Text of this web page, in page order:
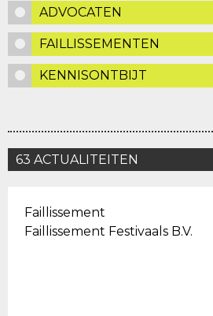
ADVOCATEN
FAILLISSEMENTEN
KENNISONTBIJT
63 ACTUALITEITEN
Faillissement
Faillissement Festivaals B.V.